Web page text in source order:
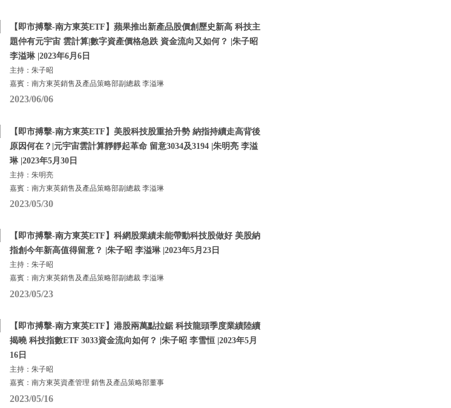
【即市搏擊-南方東英ETF】蘋果推出新產品股價創歷史新高 科技主
題仲有元宇宙 雲計算|數字資產價格急跌 資金流向又如何？ |朱子昭
李溢琳 |2023年6月6日
主持：朱子昭
嘉賓：南方東英銷售及產品策略部副總裁 李溢琳
2023/06/06
【即市搏擊-南方東英ETF】美股科技股重拾升勢 納指持續走高背後
原因何在？|元宇宙雲計算靜靜起革命 留意3034及3194 |朱明亮 李溢
琳 |2023年5月30日
主持：朱明亮
嘉賓：南方東英銷售及產品策略部副總裁 李溢琳
2023/05/30
【即市搏擊-南方東英ETF】科網股業績未能帶動科技股做好 美股納
指創今年新高值得留意？ |朱子昭 李溢琳 |2023年5月23日
主持：朱子昭
嘉賓：南方東英銷售及產品策略部副總裁 李溢琳
2023/05/23
【即市搏擊-南方東英ETF】港股兩萬點拉鋸 科技龍頭季度業績陸續
揭曉 科技指數ETF 3033資金流向如何？ |朱子昭 李雪恒 |2023年5月
16日
主持：朱子昭
嘉賓：南方東英資產管理 銷售及產品策略部董事
2023/05/16